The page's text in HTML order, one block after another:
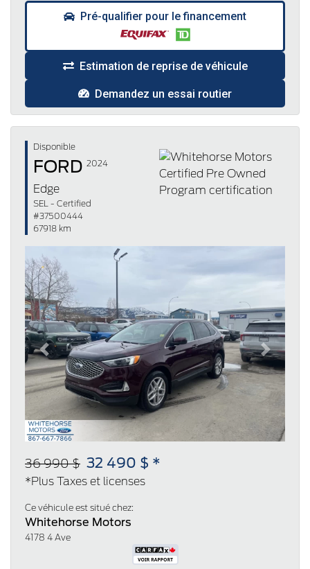
Pré-qualifier pour le financement
Estimation de reprise de véhicule
Demandez un essai routier
Disponible
FORD 2024
Edge
SEL - Certified
#37500444
67918 km
Previous Next
36 990 $ 32 490 $ *
*Plus Taxes et licenses
Ce véhicule est situé chez:
Whitehorse Motors
4178 4 Ave